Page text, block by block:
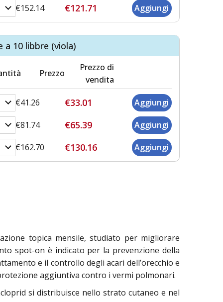
€152.14 €121.71
10 libbre (viola)
Prezzo
Prezzo di
vendita
€41.26 €33.01
€81.74 €65.39
€162.70 €130.16
topica mensile, studiato per migliorare
spot-on è indicato per la prevenzione della
e il controllo degli acari dell’orecchio e
aggiuntiva contro i vermi polmonari.
si distribuisce nello strato cutaneo e nel